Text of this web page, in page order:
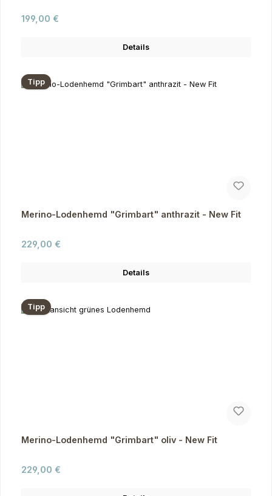
Regulärer Preis:
199,00 €
Details
Tipp
Merino-Lodenhemd "Grimbart" anthrazit - New Fit
Regulärer Preis:
229,00 €
Details
Tipp
Merino-Lodenhemd "Grimbart" oliv - New Fit
Regulärer Preis:
229,00 €